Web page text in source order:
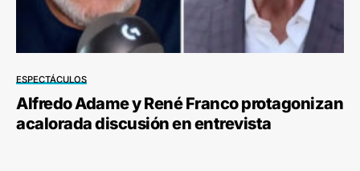
ESPECTÁCULOS
Alfredo Adame y René Franco protagonizan
acalorada discusión en entrevista